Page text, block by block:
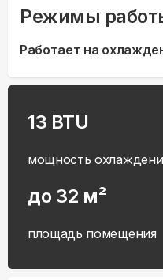
Режимы
Работает на
13 BTU
мощность
до 32 м²
площадь помещения